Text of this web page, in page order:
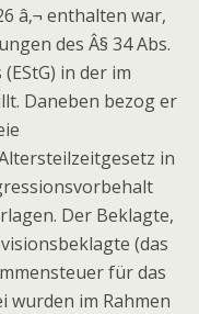
â‚¬ enthalten war,
des Â§ 34 Abs.
in der im
Daneben bezog er
in
Der Beklagte,
(das
für das
wurden im Rahmen